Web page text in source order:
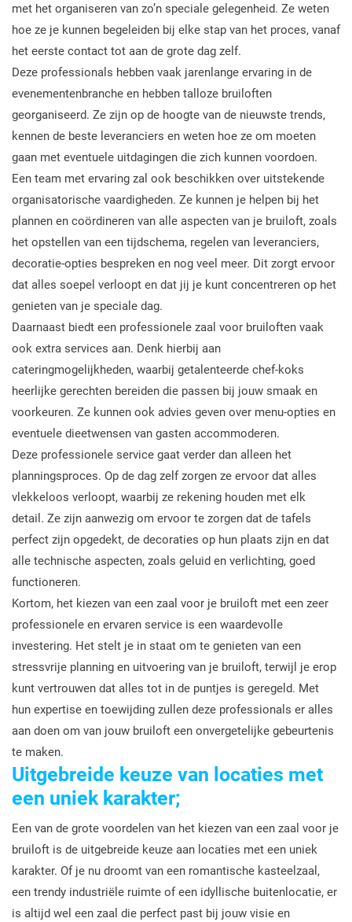
met het organiseren van zo’n speciale gelegenheid. Ze weten
hoe ze je kunnen begeleiden bij elke stap van het proces, vanaf
het eerste contact tot aan de grote dag zelf.
Deze professionals hebben vaak jarenlange ervaring in de
evenementenbranche en hebben talloze bruiloften
georganiseerd. Ze zijn op de hoogte van de nieuwste trends,
kennen de beste leveranciers en weten hoe ze om moeten
gaan met eventuele uitdagingen die zich kunnen voordoen.
Een team met ervaring zal ook beschikken over uitstekende
organisatorische vaardigheden. Ze kunnen je helpen bij het
plannen en coördineren van alle aspecten van je bruiloft, zoals
het opstellen van een tijdschema, regelen van leveranciers,
decoratie-opties bespreken en nog veel meer. Dit zorgt ervoor
dat alles soepel verloopt en dat jij je kunt concentreren op het
genieten van je speciale dag.
Daarnaast biedt een professionele zaal voor bruiloften vaak
ook extra services aan. Denk hierbij aan
cateringmogelijkheden, waarbij getalenteerde chef-koks
heerlijke gerechten bereiden die passen bij jouw smaak en
voorkeuren. Ze kunnen ook advies geven over menu-opties en
eventuele dieetwensen van gasten accommoderen.
Deze professionele service gaat verder dan alleen het
planningsproces. Op de dag zelf zorgen ze ervoor dat alles
vlekkeloos verloopt, waarbij ze rekening houden met elk
detail. Ze zijn aanwezig om ervoor te zorgen dat de tafels
perfect zijn opgedekt, de decoraties op hun plaats zijn en dat
alle technische aspecten, zoals geluid en verlichting, goed
functioneren.
Kortom, het kiezen van een zaal voor je bruiloft met een zeer
professionele en ervaren service is een waardevolle
investering. Het stelt je in staat om te genieten van een
stressvrije planning en uitvoering van je bruiloft, terwijl je erop
kunt vertrouwen dat alles tot in de puntjes is geregeld. Met
hun expertise en toewijding zullen deze professionals er alles
aan doen om van jouw bruiloft een onvergetelijke gebeurtenis
te maken.
Uitgebreide keuze van locaties met
een uniek karakter;
Een van de grote voordelen van het kiezen van een zaal voor je
bruiloft is de uitgebreide keuze aan locaties met een uniek
karakter. Of je nu droomt van een romantische kasteelzaal,
een trendy industriële ruimte of een idyllische buitenlocatie, er
is altijd wel een zaal die perfect past bij jouw visie en